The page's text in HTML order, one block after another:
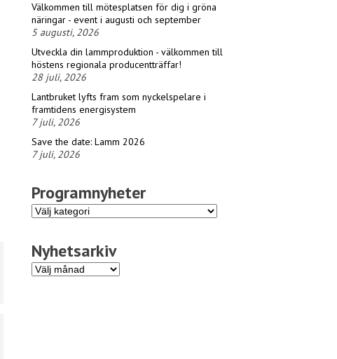
Välkommen till mötesplatsen för dig i gröna
näringar - event i augusti och september
5 augusti, 2026
Utveckla din lammproduktion - välkommen till
höstens regionala producentträffar!
28 juli, 2026
Lantbruket lyfts fram som nyckelspelare i
framtidens energisystem
7 juli, 2026
Save the date: Lamm 2026
7 juli, 2026
Programnyheter
Programnyheter
Nyhetsarkiv
Nyhetsarkiv